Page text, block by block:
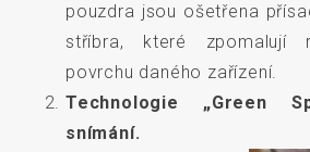
pouzdra jsou ošetřena
stříbra, které zpomalují
povrchu daného zařízení.
Technologie „Green
snímání.